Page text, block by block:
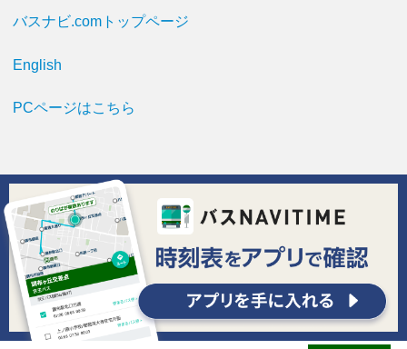
バスナビ.comトップページ
English
PCページはこちら